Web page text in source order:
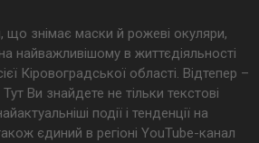
що знімає маски й рожеві окуляри,
найважливішому в життєдіяльності
Кіровоградської області. Відтепер –
Ви знайдете не тільки текстові
події і тенденції на
єдиний в регіоні YouTube-канал